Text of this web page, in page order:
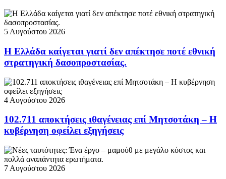
5 Αυγούστου 2026
Η Ελλάδα καίγεται γιατί δεν απέκτησε ποτέ εθνική
στρατηγική δασοπροστασίας.
4 Αυγούστου 2026
102.711 αποκτήσεις ιθαγένειας επί Μητσοτάκη – Η
κυβέρνηση οφείλει εξηγήσεις
7 Αυγούστου 2026